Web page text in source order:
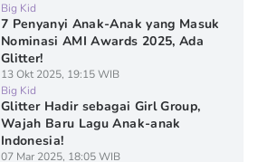
Big Kid
7 Penyanyi Anak-Anak yang Masuk
Nominasi AMI Awards 2025, Ada
Glitter!
13 Okt 2025, 19:15 WIB
Big Kid
Glitter Hadir sebagai Girl Group,
Wajah Baru Lagu Anak-anak
Indonesia!
07 Mar 2025, 18:05 WIB